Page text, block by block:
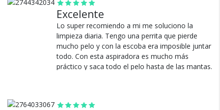
Excelente
Lo super recomiendo a mi me soluciono la
limpieza diaria. Tengo una perrita que pierde
mucho pelo y con la escoba era imposible juntar
todo. Con esta aspiradora es mucho más
práctico y saca todo el pelo hasta de las mantas.
Cambios y Devoluciones
Te damos 30 días de prueba.
Si no es lo que esperabas, te devolvemos tu
dinero.